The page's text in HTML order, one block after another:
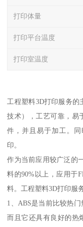
打印体量
打印平台温度
打印室温度
工程塑料3D打印服务的
技术），工艺可靠，易
件，并且易于加工。
印。
作为当前应用较广泛的
料的90%以上，应用于
料。工程塑料3D打印服
1、ABS是当前比较热
而且它还具有良好的热